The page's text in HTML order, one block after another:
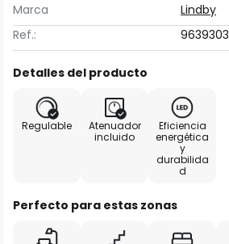
Marca
Lindby
Ref.:
9639303
Detalles del producto
Regulable
Atenuador
incluido
Eficiencia
energética
y
durabilida
d
Perfecto para estas zonas